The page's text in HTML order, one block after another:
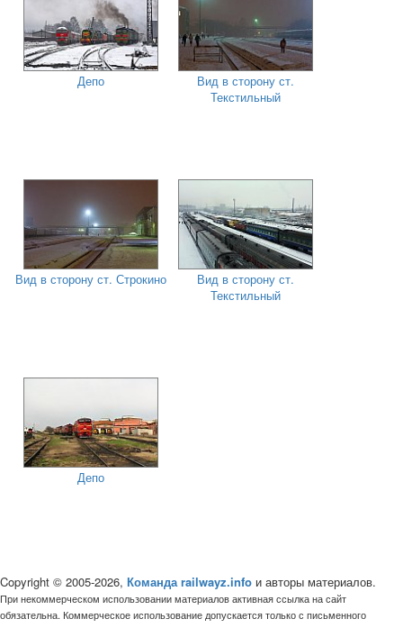
Депо
Вид в сторону ст.
Текстильный
Вид в сторону ст. Строкино
Вид в сторону ст.
Текстильный
Депо
Copyright © 2005-2026, Команда railwayz.info и авторы материалов.
При некоммерческом использовании материалов активная ссылка на сайт
обязательна. Коммерческое использование допускается только с письменного